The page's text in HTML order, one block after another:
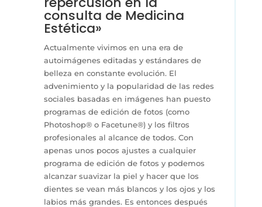
consulta de Medicina
Estética»
Actualmente vivimos en una era de
autoimágenes editadas y estándares de
belleza en constante evolución. El
advenimiento y la popularidad de las redes
sociales basadas en imágenes han puesto
programas de edición de fotos (como
Photoshop® o Facetune®) y los filtros
profesionales al alcance de todos. Con
apenas unos pocos ajustes a cualquier
programa de edición de fotos y podemos
alcanzar suavizar la piel y hacer que los
dientes se vean más blancos y los ojos y los
labios más grandes. Es entonces después